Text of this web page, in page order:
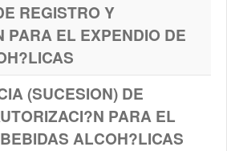
REGISTRO Y
PARA EL EXPENDIO DE
(SUCESION) DE
PARA EL
ALCOH?LICAS